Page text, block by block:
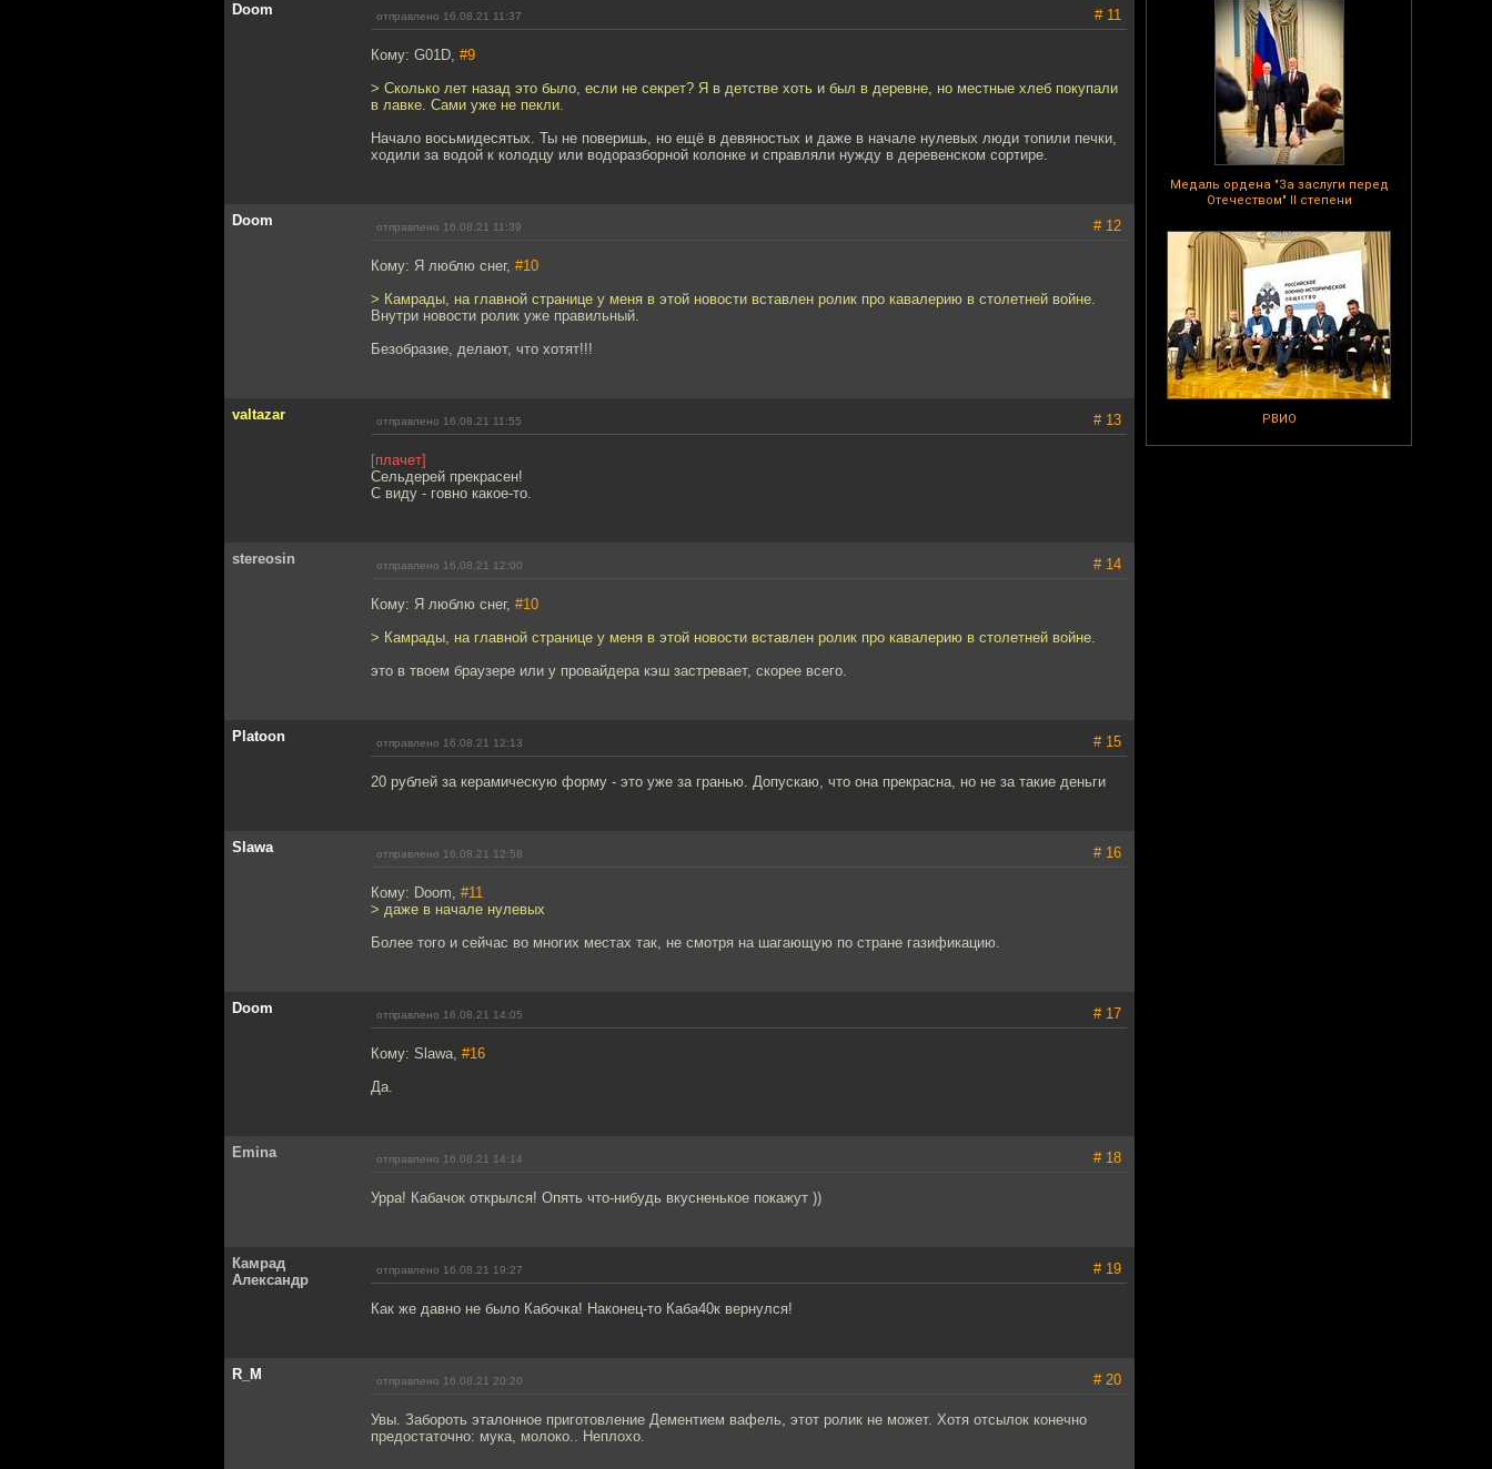
Медаль ордена "За заслуги перед
Отечеством" II степени
РВИО
Doom отправлено 16.08.21 11:37 # 11
Кому: G01D, #9
> Сколько лет назад это было, если не секрет? Я в детстве хоть и был в деревне, но местные хлеб покупали
в лавке. Сами уже не пекли.
Начало восьмидесятых. Ты не поверишь, но ещё в девяностых и даже в начале нулевых люди топили печки,
ходили за водой к колодцу или водоразборной колонке и справляли нужду в деревенском сортире.
Doom отправлено 16.08.21 11:39 # 12
Кому: Я люблю снег, #10
> Камрады, на главной странице у меня в этой новости вставлен ролик про кавалерию в столетней войне.
Внутри новости ролик уже правильный.
Безобразие, делают, что хотят!!!
valtazar отправлено 16.08.21 11:55 # 13
[плачет]
Сельдерей прекрасен!
С виду - говно какое-то.
stereosin отправлено 16.08.21 12:00 # 14
Кому: Я люблю снег, #10
> Камрады, на главной странице у меня в этой новости вставлен ролик про кавалерию в столетней войне.
это в твоем браузере или у провайдера кэш застревает, скорее всего.
Platoon отправлено 16.08.21 12:13 # 15
20 рублей за керамическую форму - это уже за гранью. Допускаю, что она прекрасна, но не за такие деньги
Slawa отправлено 16.08.21 12:58 # 16
Кому: Doom, #11
> даже в начале нулевых
Более того и сейчас во многих местах так, не смотря на шагающую по стране газификацию.
Doom отправлено 16.08.21 14:05 # 17
Кому: Slawa, #16
Да.
Emina отправлено 16.08.21 14:14 # 18
Урра! Кабачок открылся! Опять что-нибудь вкусненькое покажут ))
Камрад
Александр
отправлено 16.08.21 19:27 # 19
Как же давно не было Кабочка! Наконец-то Каба40к вернулся!
R_M отправлено 16.08.21 20:20 # 20
Увы. Забороть эталонное приготовление Дементием вафель, этот ролик не может. Хотя отсылок конечно
предостаточно: мука, молоко.. Неплохо.